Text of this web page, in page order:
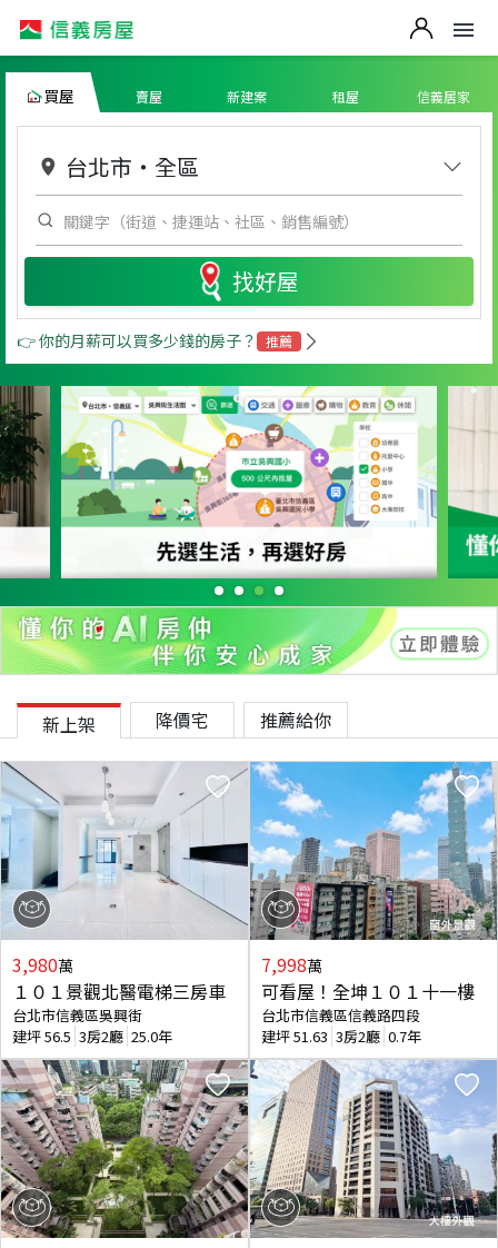
買屋 賣屋 新建案 租屋 信義居家
台北市 ・ 全區
找好屋
👉 你的月薪可以買多少錢的房子？ 推薦
新上架 降價宅 推薦給你
3,980萬
１０１景觀北醫電梯三房車
台北市信義區吳興街
建坪56.5 3房2廳 25.0年
7,998萬
可看屋！全坤１０１十一樓
台北市信義區信義路四段
建坪51.63 3房2廳 0.7年